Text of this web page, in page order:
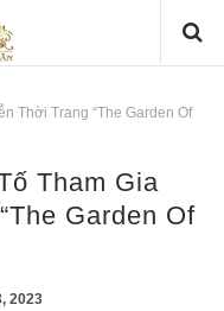
Thời Trang “The Garden Of
Tham Gia
Garden Of
2023